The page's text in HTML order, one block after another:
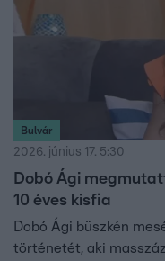
Bulvár
2026. június 17. 5:30
Dobó Ági
10 éves kisfia
Dobó Ági büszkén
történetét, aki